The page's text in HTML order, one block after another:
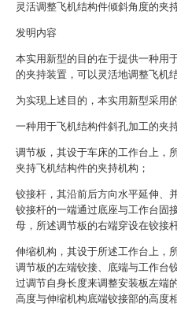
灵活调整飞机结构件倾斜角度的夹持
发明内容
本实用新型的目的在于提供一种用
的夹持装置，可以灵活地调整飞机
为实现上述目的，本实用新型采用
一种用于飞机结构件斜孔加工的夹
调节板，其设于车床的工作台上，
夹持飞机结构件的夹持机构；
铰接杆，其沿前后方向水平延伸、
铰接杆的一端通过底座与工作台固
母，所述调节板的右端穿设在铰接
伸缩机构，其设于所述工作台上，
调节板的左端铰接、底端与工作台
过调节自身长度来调整安装板左端
高度与伸缩机构底端铰接部的高度相